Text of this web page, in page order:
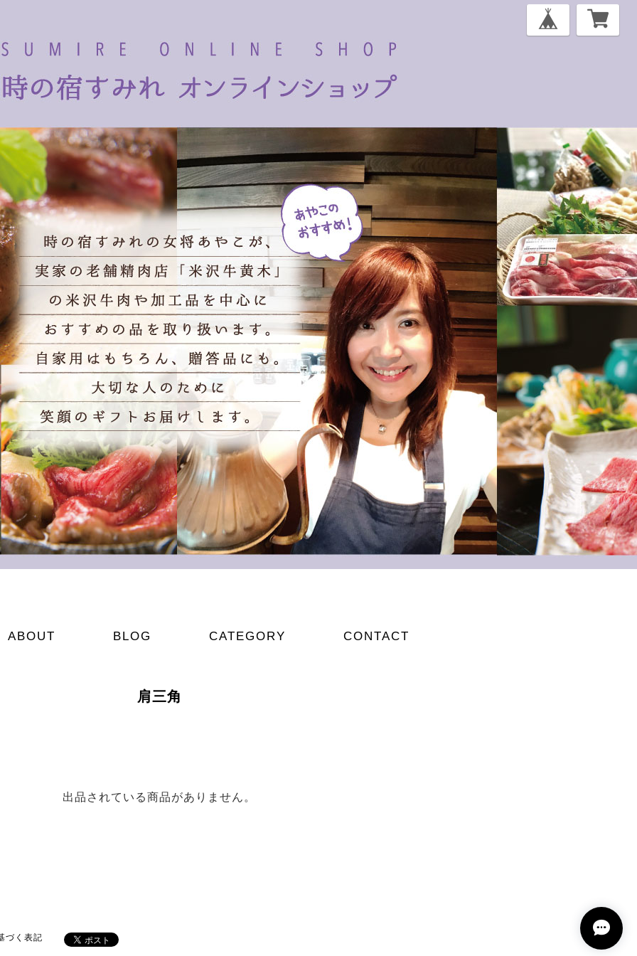
ABOUT BLOG CATEGORY CONTACT
肩三角
出品されている商品がありません。
づく表記